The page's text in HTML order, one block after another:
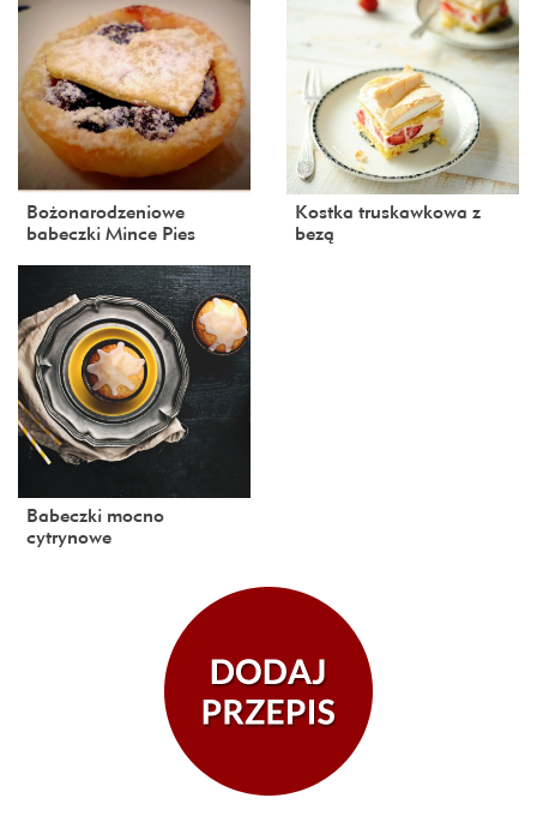
Bożonarodzeniowe
babeczki Mince Pies
Kostka truskawkowa z
bezą
Babeczki mocno
cytrynowe